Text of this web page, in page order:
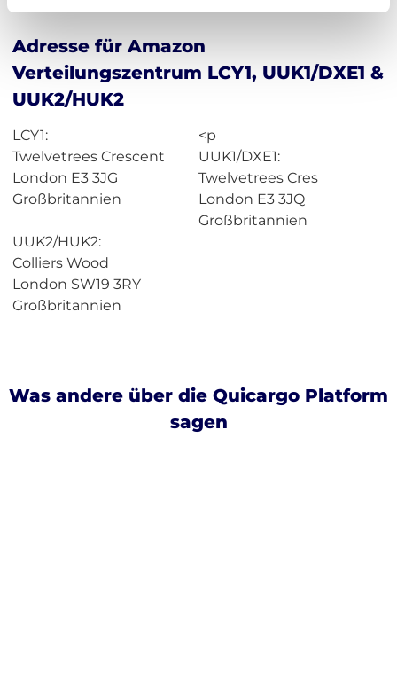
Adresse für Amazon
Verteilungszentrum LCY1, UUK1/DXE1 &
UUK2/HUK2
LCY1:
Twelvetrees Crescent
London E3 3JG
Großbritannien
<p
UUK1/DXE1:
Twelvetrees Cres
London E3 3JQ
Großbritannien
UUK2/HUK2:
Colliers Wood
London SW19 3RY
Großbritannien
Was andere über die Quicargo Platform
sagen